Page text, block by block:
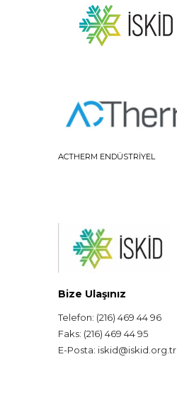
ACTHERM ENDÜSTRIYEL
Bize Ulaşınız
Telefon: (216) 469 44 96
Faks: (216) 469 44 95
E-Posta: iskid@iskid.org.tr